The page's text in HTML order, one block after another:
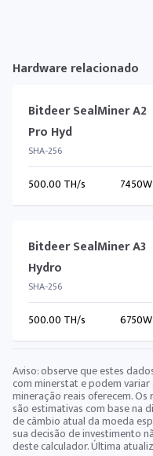
Hardware relacionado
Bitdeer SealMiner A2
Pro Hyd
SHA-256
500.00 TH/s 7450W
Bitdeer SealMiner A3
Hydro
SHA-256
500.00 TH/s 6750W
Aviso: observe que estes
com minerstat e podem
mineração reais oferecem.
são estimativas com base na
de câmbio atual da moeda
sua decisão de investimento
deste calculador. Última